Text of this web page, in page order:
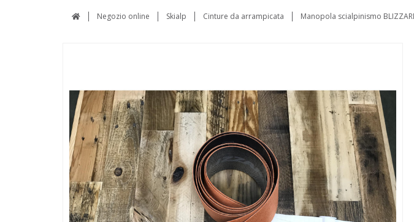
Negozio online Skialp Cinture da arrampicata Manopola scialpinismo